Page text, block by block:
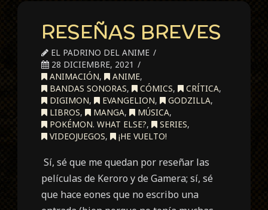
RESEÑAS BREVES
EL PADRINO DEL ANIME
28 DICIEMBRE, 2021
ANIMACIÓN, ANIME,
BANDAS SONORAS, CÓMICS, CRÍTICA,
DIGIMON, EVANGELION, GODZILLA,
LIBROS, MANGA, MÚSICA,
POKÉMON. WHAT ELSE?, SERIES,
VIDEOJUEGOS, ¡HE VUELTO!
Sí, sé que me quedan por reseñar las
películas de Keroro y de Gamera; sí, sé
que hace eones que no escribo una